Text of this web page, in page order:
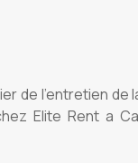
de l'entretien
Elite Rent a